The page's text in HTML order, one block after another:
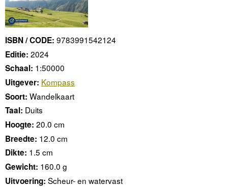
ISBN / CODE: 9783991542124
Editie: 2024
Schaal: 1:50000
Uitgever: Kompass
Soort: Wandelkaart
Taal: Duits
Hoogte: 20.0 cm
Breedte: 12.0 cm
Dikte: 1.5 cm
Gewicht: 160.0 g
Uitvoering: Scheur- en watervast